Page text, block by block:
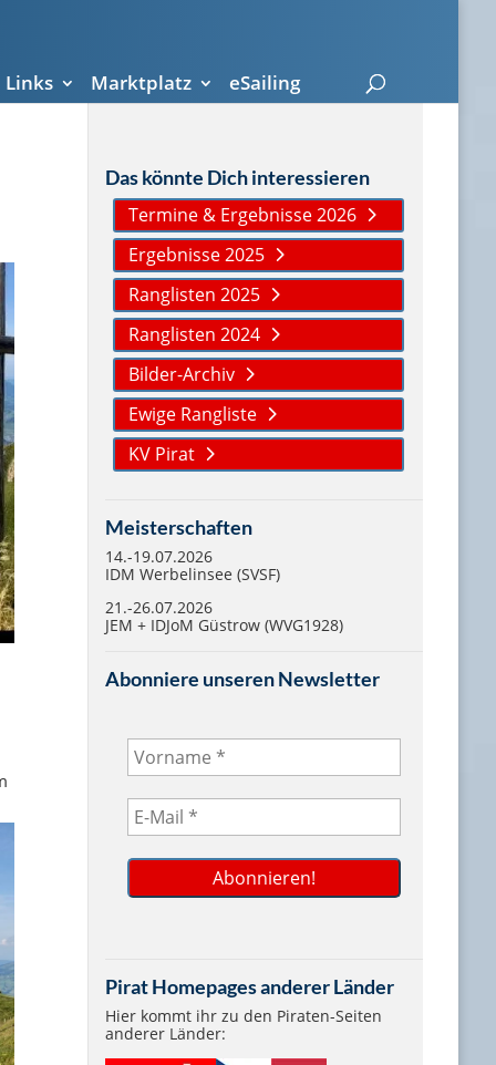
Links Marktplatz eSailing
Das könnte Dich interessieren
Termine & Ergebnisse 2026
Ergebnisse 2025
Ranglisten 2025
Ranglisten 2024
Bilder-Archiv
Ewige Rangliste
KV Pirat
Meisterschaften
14.-19.07.2026
IDM Werbelinsee (SVSF)
21.-26.07.2026
JEM + IDJoM Güstrow (WVG1928)
Abonniere unseren Newsletter
Pirat Homepages anderer Länder
Hier kommt ihr zu den Piraten-Seiten
anderer Länder: